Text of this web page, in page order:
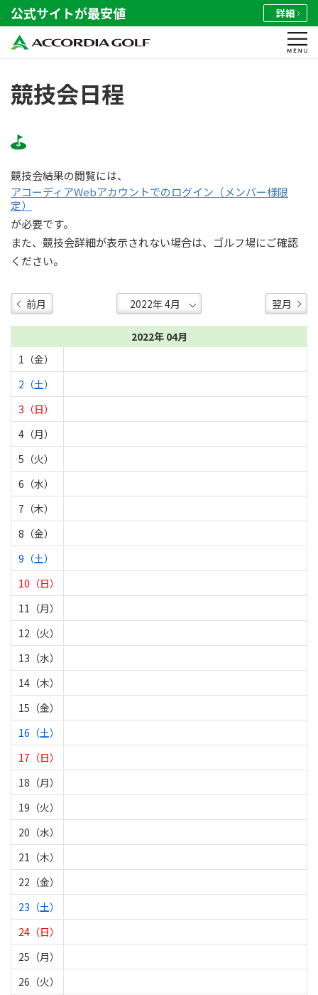
公式サイトが最安値 詳細
競技会日程
競技会結果の閲覧には、
アコーディアWebアカウントでのログイン（メンバー様限
定）
が必要です。
また、競技会詳細が表示されない場合は、ゴルフ場にご確認
ください。
前月 翌月
2022年 04月
1（金）
2（土）
3（日）
4（月）
5（火）
6（水）
7（木）
8（金）
9（土）
10（日）
11（月）
12（火）
13（水）
14（木）
15（金）
16（土）
17（日）
18（月）
19（火）
20（水）
21（木）
22（金）
23（土）
24（日）
25（月）
26（火）